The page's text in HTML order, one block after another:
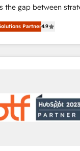
the gap between
"set up tools" — we
System (GTM OS)
a portal that
GTM Strategy & Alignment
mess." ⚙️ Elite Engineering & AI
Architecture: Zero-
all Hubs, validated by
Partner4.9